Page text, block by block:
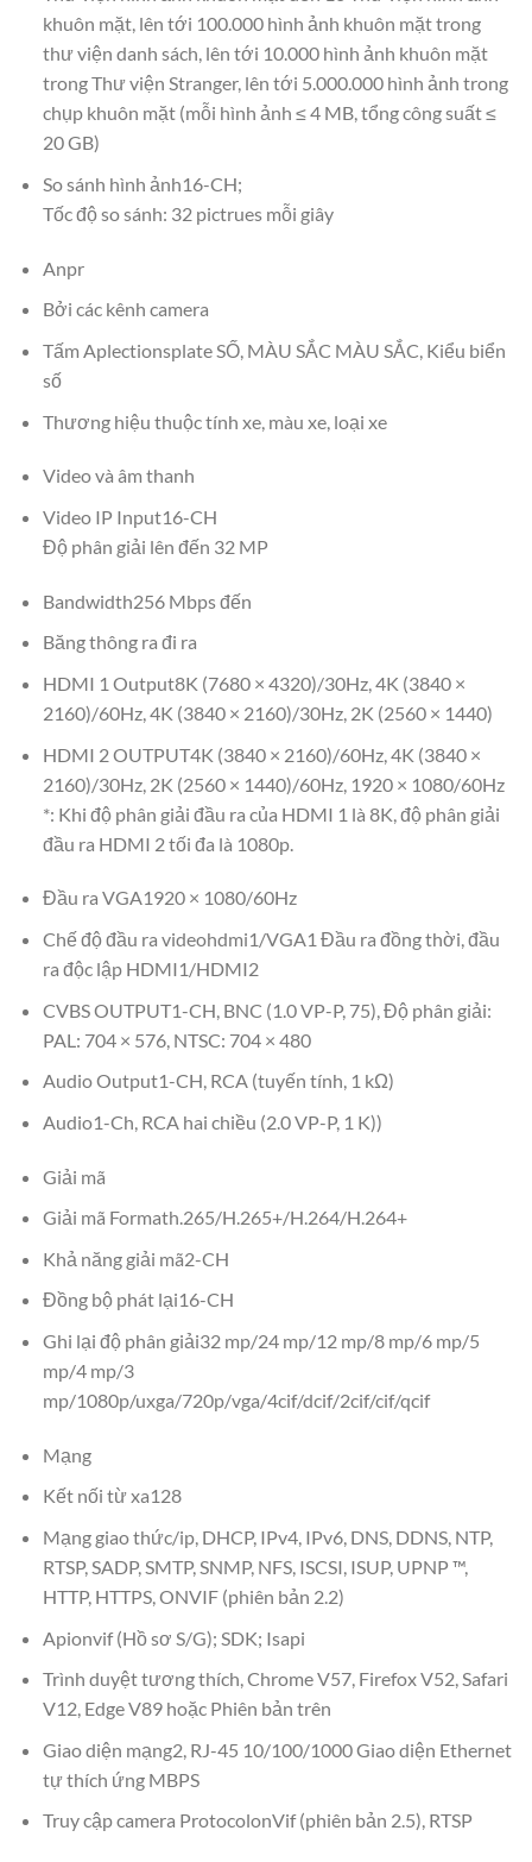
khuôn mặt, lên tới 100.000 hình ảnh khuôn mặt trong
thư viện danh sách, lên tới 10.000 hình ảnh khuôn mặt
trong Thư viện Stranger, lên tới 5.000.000 hình ảnh trong
chụp khuôn mặt (mỗi hình ảnh ≤ 4 MB, tổng công suất ≤
20 GB)
So sánh hình ảnh16-CH;
Tốc độ so sánh: 32 pictrues mỗi giây
Anpr
Bởi các kênh camera
Tấm Aplectionsplate SỐ, MÀU SẮC MÀU SẮC, Kiểu biển
số
Thương hiệu thuộc tính xe, màu xe, loại xe
Video và âm thanh
Video IP Input16-CH
Độ phân giải lên đến 32 MP
Bandwidth256 Mbps đến
Băng thông ra đi ra
HDMI 1 Output8K (7680 × 4320)/30Hz, 4K (3840 ×
2160)/60Hz, 4K (3840 × 2160)/30Hz, 2K (2560 × 1440)
HDMI 2 OUTPUT4K (3840 × 2160)/60Hz, 4K (3840 ×
2160)/30Hz, 2K (2560 × 1440)/60Hz, 1920 × 1080/60Hz
*: Khi độ phân giải đầu ra của HDMI 1 là 8K, độ phân giải
đầu ra HDMI 2 tối đa là 1080p.
Đầu ra VGA1920 × 1080/60Hz
Chế độ đầu ra videohdmi1/VGA1 Đầu ra đồng thời, đầu
ra độc lập HDMI1/HDMI2
CVBS OUTPUT1-CH, BNC (1.0 VP-P, 75), Độ phân giải:
PAL: 704 × 576, NTSC: 704 × 480
Audio Output1-CH, RCA (tuyến tính, 1 kΩ)
Audio1-Ch, RCA hai chiều (2.0 VP-P, 1 K))
Giải mã
Giải mã Formath.265/H.265+/H.264/H.264+
Khả năng giải mã2-CH
Đồng bộ phát lại16-CH
Ghi lại độ phân giải32 mp/24 mp/12 mp/8 mp/6 mp/5
mp/4 mp/3
mp/1080p/uxga/720p/vga/4cif/dcif/2cif/cif/qcif
Mạng
Kết nối từ xa128
Mạng giao thức/ip, DHCP, IPv4, IPv6, DNS, DDNS, NTP,
RTSP, SADP, SMTP, SNMP, NFS, ISCSI, ISUP, UPNP ™,
HTTP, HTTPS, ONVIF (phiên bản 2.2)
Apionvif (Hồ sơ S/G); SDK; Isapi
Trình duyệt tương thích, Chrome V57, Firefox V52, Safari
V12, Edge V89 hoặc Phiên bản trên
Giao diện mạng2, RJ-45 10/100/1000 Giao diện Ethernet
tự thích ứng MBPS
Truy cập camera ProtocolonVif (phiên bản 2.5), RTSP